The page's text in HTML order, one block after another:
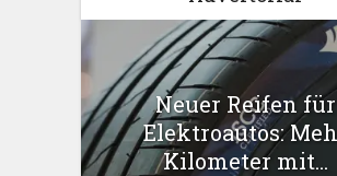
Neuer Reifen für
Elektroautos:
Kilometer mit...